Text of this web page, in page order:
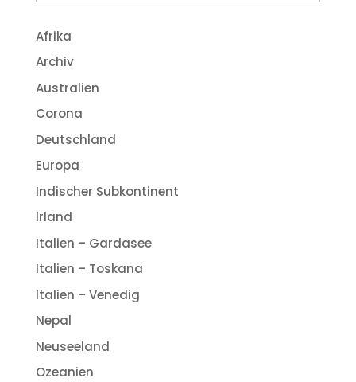
Afrika
Archiv
Australien
Corona
Deutschland
Europa
Indischer Subkontinent
Irland
Italien – Gardasee
Italien – Toskana
Italien – Venedig
Nepal
Neuseeland
Ozeanien